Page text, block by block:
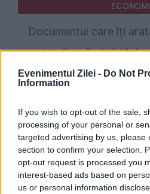
Evenimentul Zilei - Do Not
Information
If you wish to opt-out of the sale,
processing of your personal or
targeted advertising by us, please
section to confirm your selection.
opt-out request is processed you
interest-based ads based on
us or personal information
Documentul care îți
stat. Cum îl obții fără